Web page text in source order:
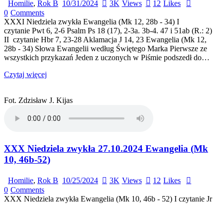
Homilie, Rok B 10/31/2024 3K Views 12 Likes
0 Comments
XXXI Niedziela zwykła Ewangelia (Mk 12, 28b - 34) I
czytanie Pwt 6, 2-6 Psalm Ps 18 (17), 2-3a. 3b-4. 47 i 51ab (R.: 2)
II czytanie Hbr 7, 23-28 Aklamacja J 14, 23 Ewangelia (Mk 12,
28b - 34) Słowa Ewangelii według Świętego Marka Pierwsze ze
wszystkich przykazań Jeden z uczonych w Piśmie podszedł do…
Czytaj więcej
Fot. Zdzisław J. Kijas
XXX Niedziela zwykła 27.10.2024 Ewangelia (Mk
10, 46b-52)
Homilie, Rok B 10/25/2024 3K Views 12 Likes
0 Comments
XXX Niedziela zwykła Ewangelia (Mk 10, 46b - 52) I czytanie Jr